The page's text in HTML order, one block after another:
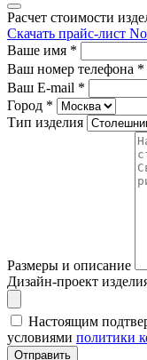
Расчет стоимости
Скачать прайс-лист
Ваше имя *
Ваш номер телефона *
Ваш E-mail *
Город *
Тип изделия
Размеры и описание
Дизайн-проект
Настоящим
условиями политики
Отправить